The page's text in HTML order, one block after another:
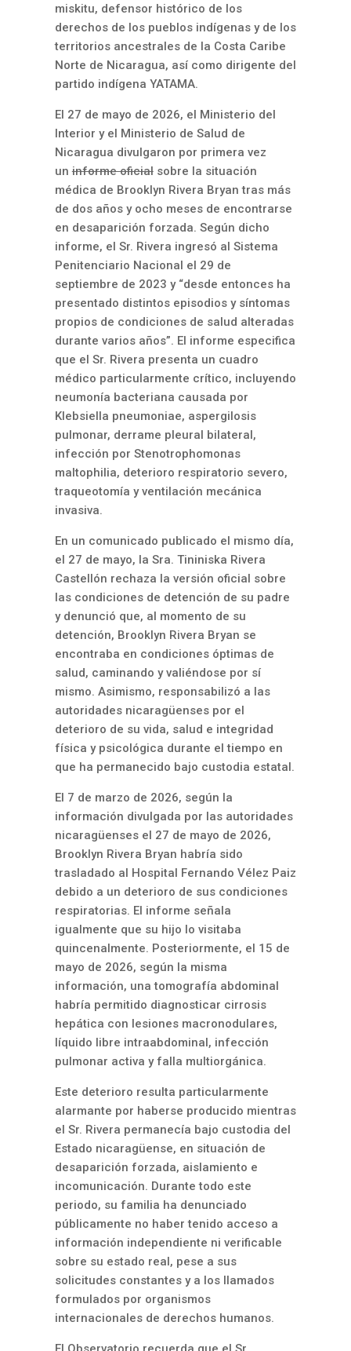
miskitu, defensor histórico de los
derechos de los pueblos indígenas y de los
territorios ancestrales de la Costa Caribe
Norte de Nicaragua, así como dirigente del
partido indígena YATAMA.
El 27 de mayo de 2026, el Ministerio del
Interior y el Ministerio de Salud de
Nicaragua divulgaron por primera vez
uninforme oficialsobre la situación
médica de Brooklyn Rivera Bryan tras más
de dos años y ocho meses de encontrarse
en desaparición forzada. Según dicho
informe, el Sr. Rivera ingresó al Sistema
Penitenciario Nacional el 29 de
septiembre de 2023 y “desde entonces ha
presentado distintos episodios y síntomas
propios de condiciones de salud alteradas
durante varios años”. El informe especifica
que el Sr. Rivera presenta un cuadro
médico particularmente crítico, incluyendo
neumonía bacteriana causada por
Klebsiella pneumoniae, aspergilosis
pulmonar, derrame pleural bilateral,
infección por Stenotrophomonas
maltophilia, deterioro respiratorio severo,
traqueotomía y ventilación mecánica
invasiva.
En un comunicado publicado el mismo día,
el 27 de mayo, la Sra. Tininiska Rivera
Castellón rechaza la versión oficial sobre
las condiciones de detención de su padre
y denunció que, al momento de su
detención, Brooklyn Rivera Bryan se
encontraba en condiciones óptimas de
salud, caminando y valiéndose por sí
mismo. Asimismo, responsabilizó a las
autoridades nicaragüenses por el
deterioro de su vida, salud e integridad
física y psicológica durante el tiempo en
que ha permanecido bajo custodia estatal.
El 7 de marzo de 2026, según la
información divulgada por las autoridades
nicaragüenses el 27 de mayo de 2026,
Brooklyn Rivera Bryan habría sido
trasladado al Hospital Fernando Vélez Paiz
debido a un deterioro de sus condiciones
respiratorias. El informe señala
igualmente que su hijo lo visitaba
quincenalmente. Posteriormente, el 15 de
mayo de 2026, según la misma
información, una tomografía abdominal
habría permitido diagnosticar cirrosis
hepática con lesiones macronodulares,
líquido libre intraabdominal, infección
pulmonar activa y falla multiorgánica.
Este deterioro resulta particularmente
alarmante por haberse producido mientras
el Sr. Rivera permanecía bajo custodia del
Estado nicaragüense, en situación de
desaparición forzada, aislamiento e
incomunicación. Durante todo este
periodo, su familia ha denunciado
públicamente no haber tenido acceso a
información independiente ni verificable
sobre su estado real, pese a sus
solicitudes constantes y a los llamados
formulados por organismos
internacionales de derechos humanos.